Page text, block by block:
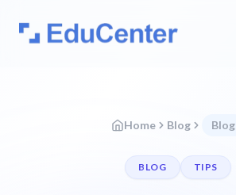
Home Blog Blog
BLOG TIPS